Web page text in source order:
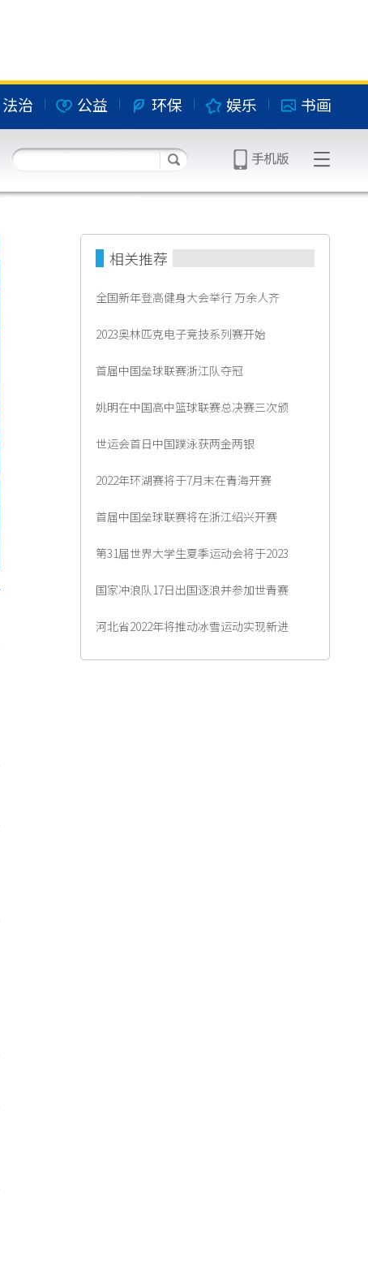
法治 公益 环保 娱乐 书画
相关推荐
全国新年登高健身大会举行 万余人齐
2023奥林匹克电子竞技系列赛开始
首届中国垒球联赛浙江队夺冠
姚明在中国高中篮球联赛总决赛三次颁
世运会首日中国蹼泳获两金两银
2022年环湖赛将于7月末在青海开赛
首届中国垒球联赛将在浙江绍兴开赛
第31届世界大学生夏季运动会将于2023
国家冲浪队17日出国逐浪并参加世青赛
河北省2022年将推动冰雪运动实现新进